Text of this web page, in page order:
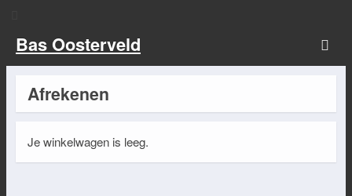
Bas Oosterveld
Afrekenen
Je winkelwagen is leeg.